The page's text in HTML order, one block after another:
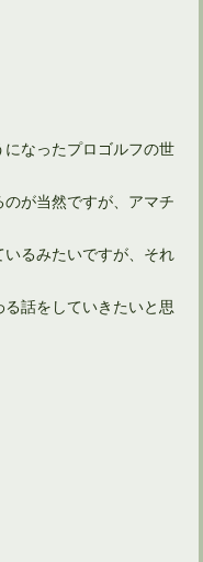
なったプロゴルフの世
が当然ですが、アマチ
るみたいですが、それ
話をしていきたいと思